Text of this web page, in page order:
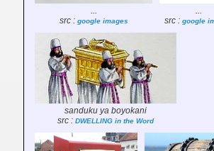
...
src : google images
...
src : google
sanduku ya boyokani
src : DWELLING in the Word